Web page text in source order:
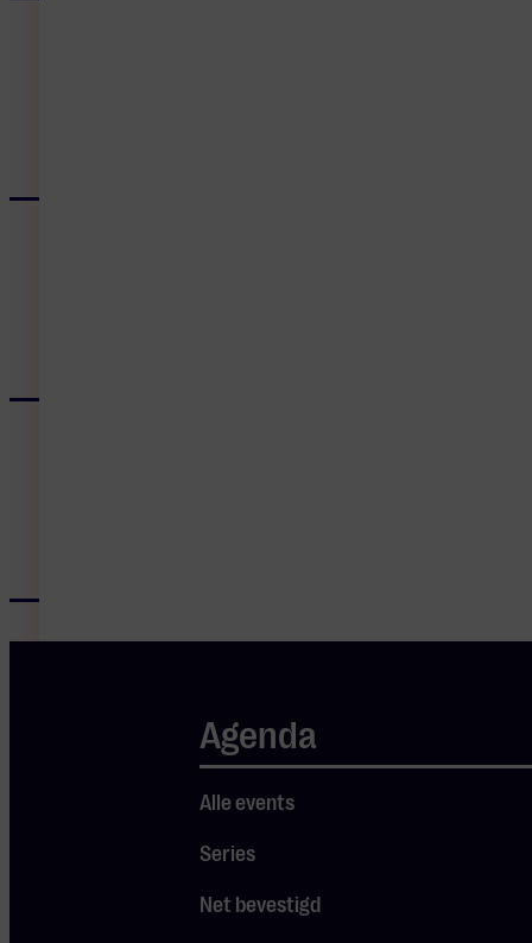
Agenda
Alle events
Series
Net bevestigd